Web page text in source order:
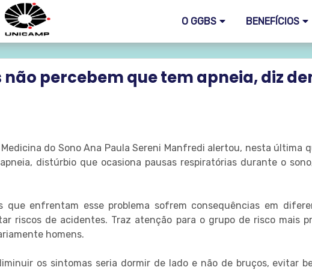
O GGBS BENEFÍCIOS
percebem que tem apneia, diz
do Sono Ana Paula Sereni Manfredi alertou, nesta última
distúrbio que ocasiona pausas respiratórias durante o
enfrentam esse problema sofrem consequências em
riscos de acidentes. Traz atenção para o grupo de risco mais
homens.
os sintomas seria dormir de lado e não de bruços, evitar